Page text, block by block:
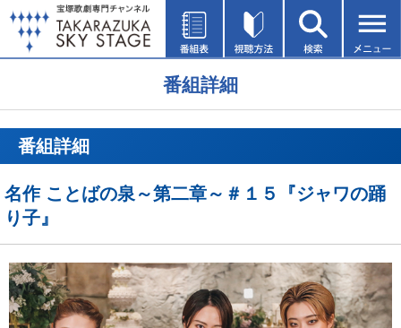
番組詳細
番組詳細
名作 ことばの泉～第二章～＃１５『ジャワの踊
り子』